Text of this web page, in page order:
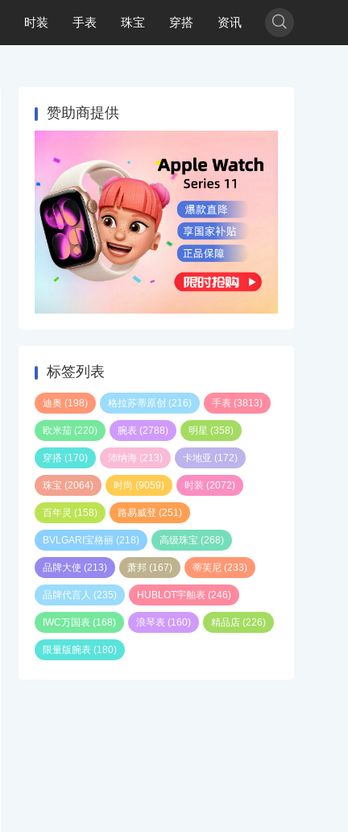
时装 手表 珠宝 穿搭 资讯 
赞助商提供
标签列表
迪奥 (198) 格拉苏蒂原创 (216) 手表 (3813)
欧米茄 (220) 腕表 (2788) 明星 (358)
穿搭 (170) 沛纳海 (213) 卡地亚 (172)
珠宝 (2064) 时尚 (9059) 时装 (2072)
百年灵 (158) 路易威登 (251)
BVLGARI宝格丽 (218) 高级珠宝 (268)
品牌大使 (213) 萧邦 (167) 蒂芙尼 (233)
品牌代言人 (235) HUBLOT宇舶表 (246)
IWC万国表 (168) 浪琴表 (160) 精品店 (226)
限量版腕表 (180)